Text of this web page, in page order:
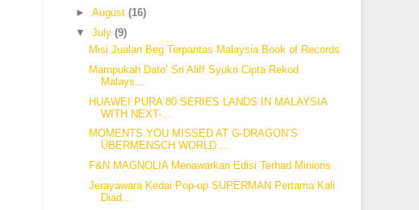
► August (16)
▼ July (9)
Misi Jualan Beg Terpantas Malaysia Book of Records
Mampukah Dato’ Sri Aliff Syukri Cipta Rekod
Malays...
HUAWEI PURA 80 SERIES LANDS IN MALAYSIA
WITH NEXT-...
MOMENTS YOU MISSED AT G‑DRAGON’S
ÜBERMENSCH WORLD ...
F&N MAGNOLIA Menawarkan Edisi Terhad Minions
Jerayawara Kedai Pop-up SUPERMAN Pertama Kali
Diad...